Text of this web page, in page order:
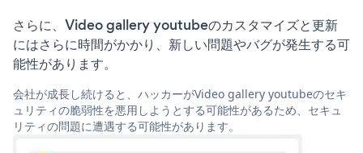
さらに、Video gallery youtubeのカスタマイズと更新
にはさらに時間がかかり、新しい問題やバグが発生する可
能性があります。
会社が成長し続けると、ハッカーがVideo gallery youtubeのセキ
ュリティの脆弱性を悪用しようとする可能性があるため、セキュ
リティの問題に遭遇する可能性があります。